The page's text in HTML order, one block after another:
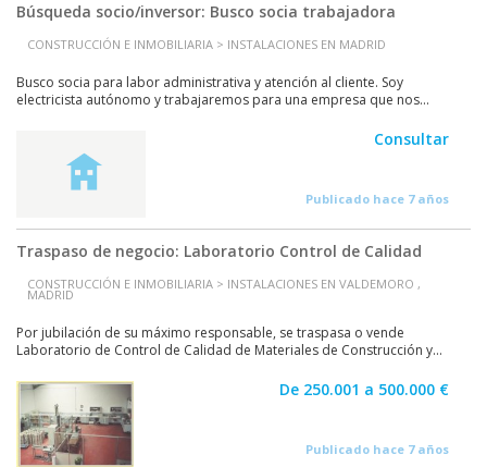
Búsqueda socio/inversor: Busco socia trabajadora
CONSTRUCCIÓN E INMOBILIARIA > INSTALACIONES EN MADRID
Busco socia para labor administrativa y atención al cliente. Soy
electricista autónomo y trabajaremos para una empresa que nos...
Consultar
Publicado hace 7 años
Traspaso de negocio: Laboratorio Control de Calidad
CONSTRUCCIÓN E INMOBILIARIA > INSTALACIONES EN VALDEMORO ,
MADRID
Por jubilación de su máximo responsable, se traspasa o vende
Laboratorio de Control de Calidad de Materiales de Construcción y...
De 250.001 a 500.000 €
Publicado hace 7 años